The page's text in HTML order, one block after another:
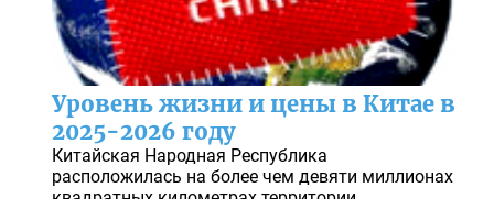
Уровень жизни и цены в Китае в
2025-2026 году
Китайская Народная Республика
расположилась на более чем девяти миллионах